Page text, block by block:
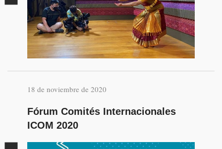
18 de noviembre de 2020
Fórum Comités Internacionales
ICOM 2020